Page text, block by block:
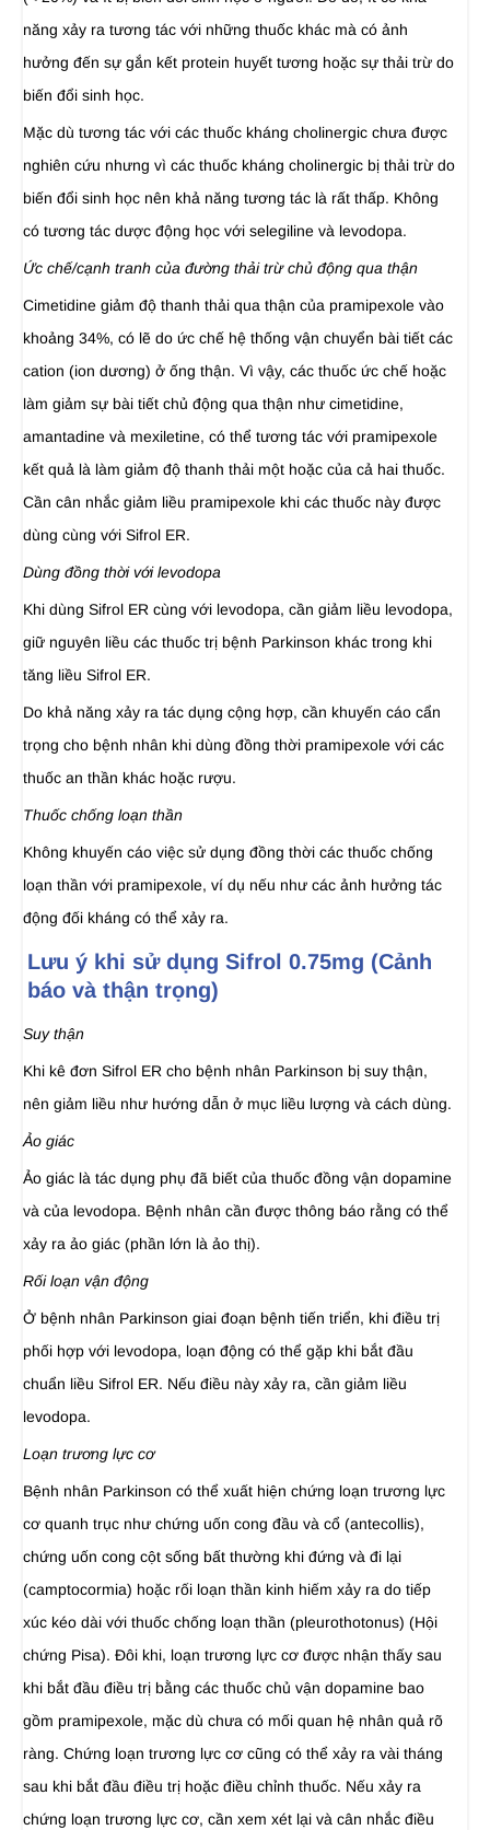
năng xảy ra tương tác với những thuốc khác mà có ảnh
hưởng đến sự gắn kết protein huyết tương hoặc sự thải trừ do
biến đổi sinh học.
Mặc dù tương tác với các thuốc kháng cholinergic chưa được
nghiên cứu nhưng vì các thuốc kháng cholinergic bị thải trừ do
biến đổi sinh học nên khả năng tương tác là rất thấp. Không
có tương tác dược động học với selegiline và levodopa.
Ức chế/cạnh tranh của đường thải trừ chủ động qua thận
Cimetidine giảm độ thanh thải qua thận của pramipexole vào
khoảng 34%, có lẽ do ức chế hệ thống vận chuyển bài tiết các
cation (ion dương) ở ống thận. Vì vậy, các thuốc ức chế hoặc
làm giảm sự bài tiết chủ động qua thận như cimetidine,
amantadine và mexiletine, có thể tương tác với pramipexole
kết quả là làm giảm độ thanh thải một hoặc của cả hai thuốc.
Cần cân nhắc giảm liều pramipexole khi các thuốc này được
dùng cùng với Sifrol ER.
Dùng đồng thời với levodopa
Khi dùng Sifrol ER cùng với levodopa, cần giảm liều levodopa,
giữ nguyên liều các thuốc trị bệnh Parkinson khác trong khi
tăng liều Sifrol ER.
Do khả năng xảy ra tác dụng cộng hợp, cần khuyến cáo cẩn
trọng cho bệnh nhân khi dùng đồng thời pramipexole với các
thuốc an thần khác hoặc rượu.
Thuốc chống loạn thần
Không khuyến cáo việc sử dụng đồng thời các thuốc chống
loạn thần với pramipexole, ví dụ nếu như các ảnh hưởng tác
động đối kháng có thể xảy ra.
Lưu ý khi sử dụng Sifrol 0.75mg (Cảnh
báo và thận trọng)
Suy thận
Khi kê đơn Sifrol ER cho bệnh nhân Parkinson bị suy thận,
nên giảm liều như hướng dẫn ở mục liều lượng và cách dùng.
Ảo giác
Ảo giác là tác dụng phụ đã biết của thuốc đồng vận dopamine
và của levodopa. Bệnh nhân cần được thông báo rằng có thể
xảy ra ảo giác (phần lớn là ảo thị).
Rối loạn vận động
Ở bệnh nhân Parkinson giai đoạn bệnh tiến triển, khi điều trị
phối hợp với levodopa, loạn động có thể gặp khi bắt đầu
chuẩn liều Sifrol ER. Nếu điều này xảy ra, cần giảm liều
levodopa.
Loạn trương lực cơ
Bệnh nhân Parkinson có thể xuất hiện chứng loạn trương lực
cơ quanh trục như chứng uốn cong đầu và cổ (antecollis),
chứng uốn cong cột sống bất thường khi đứng và đi lại
(camptocormia) hoặc rối loạn thần kinh hiếm xảy ra do tiếp
xúc kéo dài với thuốc chống loạn thần (pleurothotonus) (Hội
chứng Pisa). Đôi khi, loạn trương lực cơ được nhận thấy sau
khi bắt đầu điều trị bằng các thuốc chủ vận dopamine bao
gồm pramipexole, mặc dù chưa có mối quan hệ nhân quả rõ
ràng. Chứng loạn trương lực cơ cũng có thể xảy ra vài tháng
sau khi bắt đầu điều trị hoặc điều chỉnh thuốc. Nếu xảy ra
chứng loạn trương lực cơ, cần xem xét lại và cân nhắc điều